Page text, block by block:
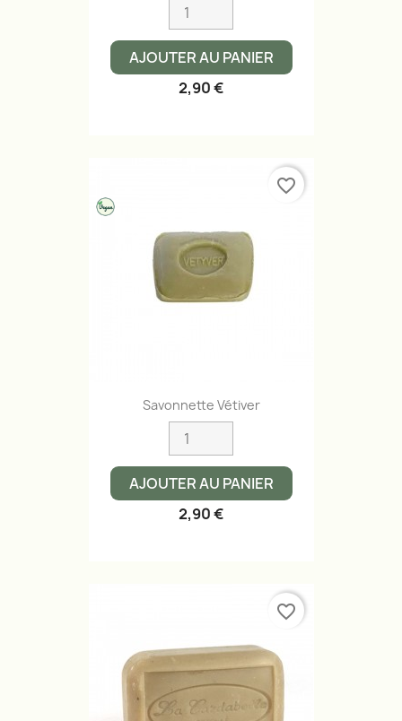
AJOUTER AU PANIER
2,90 €
Savonnette Vétiver
AJOUTER AU PANIER
2,90 €
favorite_border
favorite_border